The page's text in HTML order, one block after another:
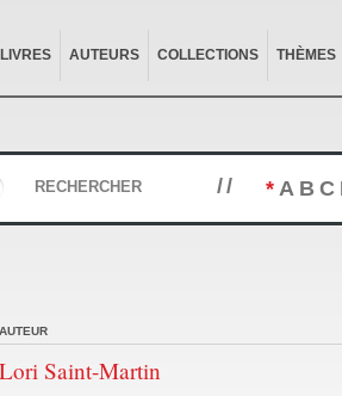
LIVRES AUTEURS COLLECTIONS THÈMES
RECHERCHER // * A B C
AUTEUR
Saint-Martin